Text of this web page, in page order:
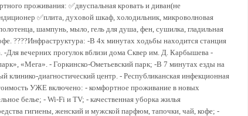
проживания: ✅двуспальная кровать и диван(не
✅плита, духовой шкаф, холодильник, микроволновая
шампунь, мыло, гель для душа, фен, сушилка, гладильная
????Инфраструктура: -В 4х минутах ходьбы находится станция
Для вечерних прогулок вблизи дома Сквер им. Д. Карбышева -
«Мега». - Горкинско-Ометьевский парк; -В 7 минутах езды на
диагностический центр. - Республиканская инфекционная
УЖЕ включено: - комфортное проживание в новых
белье; - Wi-Fi и TV; - качественная уборка жилья
гигиены, женский и мужской парфюм, тапочки, чай, кофе; -